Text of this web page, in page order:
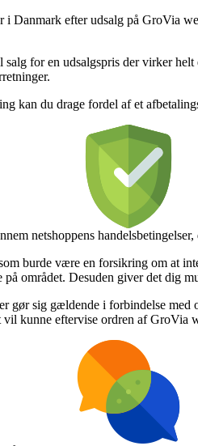
efter udsalg på GroVia
for en udsalgspris der virker
kan du drage fordel af et
netshoppens
burde være en forsikring om at
på området. Desuden giver det
gør sig gældende i forbindelse
vil kunne eftervise ordren af